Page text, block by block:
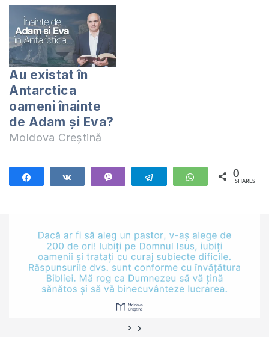
Au existat în
Antarctica
oameni înainte
de Adam şi Eva?
Moldova Creștină
Telegram WhatsApp
0
SHARES
‹ ›